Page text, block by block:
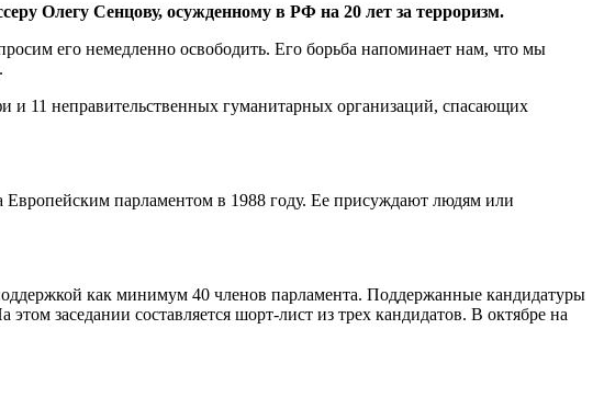
Олегу Сенцову, осужденному в РФ на 20 лет за терроризм.
его немедленно освободить. Его борьба напоминает нам, что мы
11 неправительственных гуманитарных организаций, спасающих
Европейским парламентом в 1988 году. Ее присуждают людям или
как минимум 40 членов парламента. Поддержанные кандидатуры
этом заседании составляется шорт-лист из трех кандидатов. В октябре на